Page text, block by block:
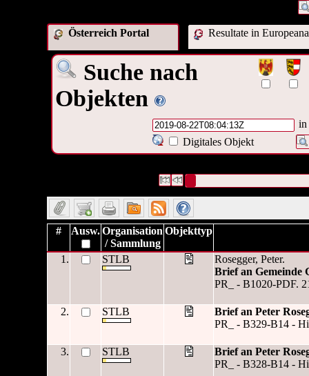
Österreich Portal Resultate in Europeana
Suche nach
Objekten
in
Digitales Objekt
# Ausw.Organisation
/ Sammlung
Objekttyp
1. STLB
Rosegger, Peter.
Brief an Gemeinde
PR_ - B1020-PDF.
2. STLB
Brief an Peter
PR_ - B329-B14 -
3. STLB
Brief an Peter
PR_ - B328-B14 -